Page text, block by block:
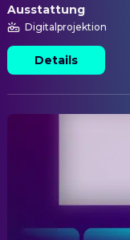
Ausstattung
Digitalprojektion
Details